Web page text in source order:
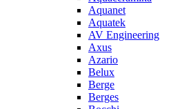
Aquanet
Aquatek
AV Engineering
Axus
Azario
Belux
Berge
Berges